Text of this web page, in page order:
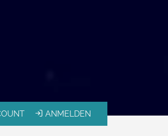
ANMELDEN